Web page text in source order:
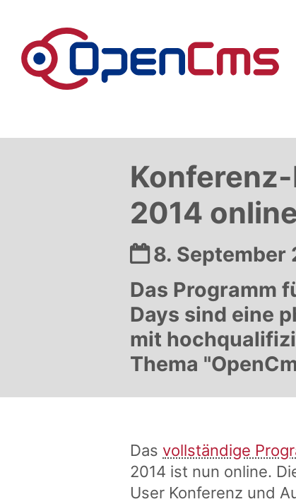
2014
Datum:
8. September
Das Programm
Days sind eine
mit
Thema
Das vollständige
2014 ist nun online.
User Konferenz und